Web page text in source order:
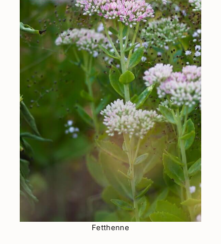
Fetthenne